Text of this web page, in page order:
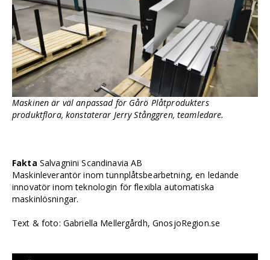
Maskinen är väl anpassad för Gårö Plåtprodukters
produktflora, konstaterar Jerry Stånggren, teamledare.
Fakta Salvagnini Scandinavia AB
Maskinleverantör inom tunnplåtsbearbetning, en ledande
innovatör inom teknologin för flexibla automatiska
maskinlösningar.
Text & foto: Gabriella Mellergårdh, GnosjoRegion.se